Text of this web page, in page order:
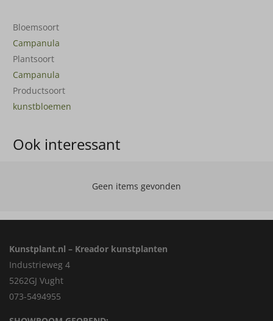
Bloemsoort
Campanula
Plantsoort
Campanula
Productsoort
kunstbloemen
Ook interessant
Geen items gevonden
Kunstplant.nl – Kreador kunstplanten
Industrieweg 4
5262GJ Vught
073-5494955